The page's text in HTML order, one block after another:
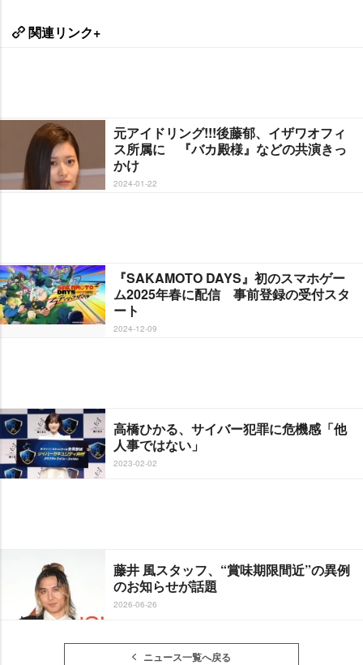
関連リンク+
元アイドリング!!!後藤郁、イザワオフィ
ス所属に 『バカ殿様』などの共演きっ
かけ
2024-01-22
『SAKAMOTO DAYS』初のスマホゲー
ム2025年春に配信 事前登録の受付スタ
ート
2024-12-09
高橋ひかる、サイバー犯罪に危機感「他
人事ではない」
2023-02-02
藤井 風スタッフ、“賞味期限間近”の異例
のお知らせが話題
2026-06-26
ニュース一覧へ戻る